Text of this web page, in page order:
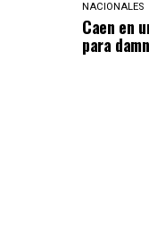
NACIONALES
Caen en
para